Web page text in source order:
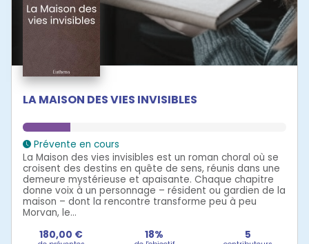
LA MAISON DES VIES INVISIBLES
Prévente en cours
La Maison des vies invisibles est un roman choral où se
croisent des destins en quête de sens, réunis dans une
demeure mystérieuse et apaisante. Chaque chapitre
donne voix à un personnage – résident ou gardien de la
maison – dont la rencontre transforme peu à peu
Morvan, le...
180,00 €
18% 5